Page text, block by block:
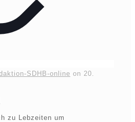
SDHB-online on 20.
zu Lebzeiten um